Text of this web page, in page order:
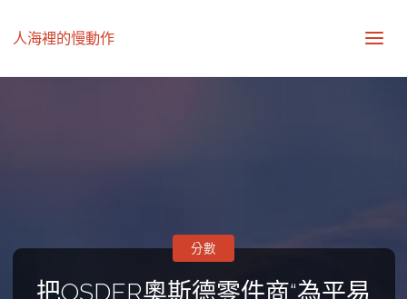
人海裡的慢動作
把OSDER奧斯德零件商“為平易
分數